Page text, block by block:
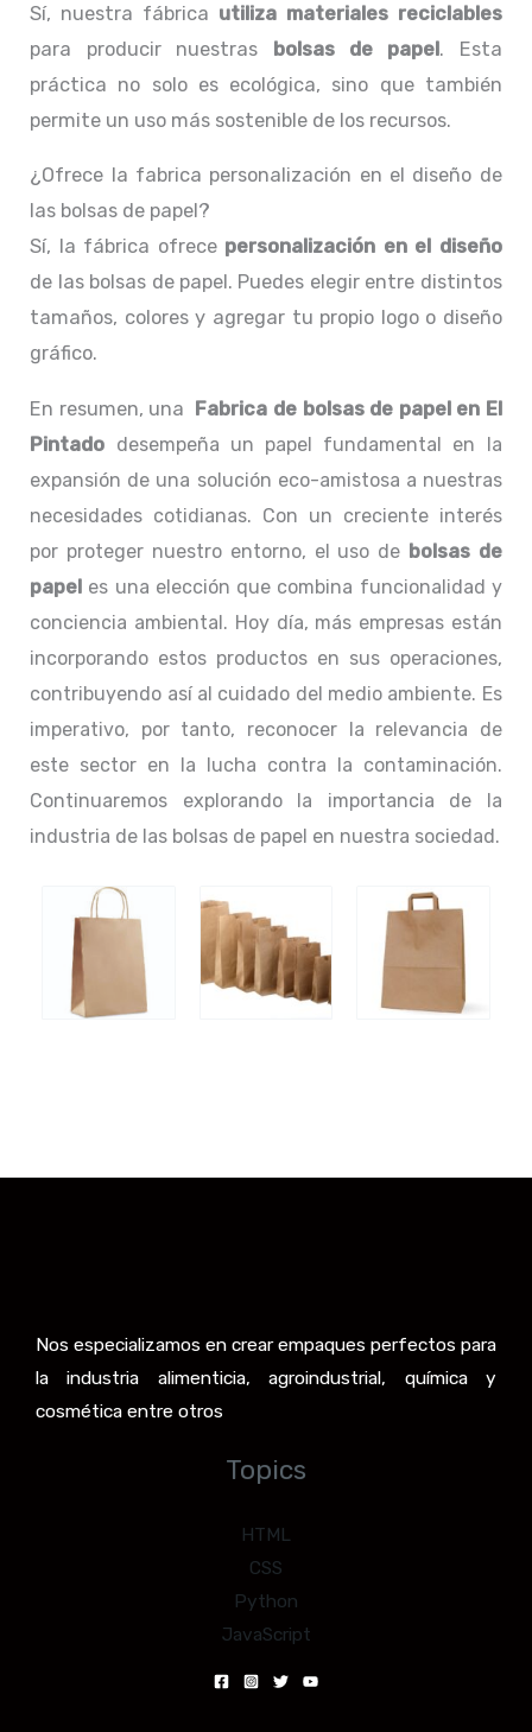
Sí, nuestra fábrica utiliza materiales reciclables
para producir nuestras bolsas de papel. Esta
práctica no solo es ecológica, sino que también
permite un uso más sostenible de los recursos.
¿Ofrece la fabrica personalización en el diseño de
las bolsas de papel?
Sí, la fábrica ofrece personalización en el diseño
de las bolsas de papel. Puedes elegir entre distintos
tamaños, colores y agregar tu propio logo o diseño
gráfico.
En resumen, una Fabrica de bolsas de papel en El
Pintado desempeña un papel fundamental en la
expansión de una solución eco-amistosa a nuestras
necesidades cotidianas. Con un creciente interés
por proteger nuestro entorno, el uso de bolsas de
papel es una elección que combina funcionalidad y
conciencia ambiental. Hoy día, más empresas están
incorporando estos productos en sus operaciones,
contribuyendo así al cuidado del medio ambiente. Es
imperativo, por tanto, reconocer la relevancia de
este sector en la lucha contra la contaminación.
Continuaremos explorando la importancia de la
industria de las bolsas de papel en nuestra sociedad.
Nos especializamos en crear empaques perfectos para
la industria alimenticia, agroindustrial, química y
cosmética entre otros
Topics
HTML
CSS
Python
JavaScript